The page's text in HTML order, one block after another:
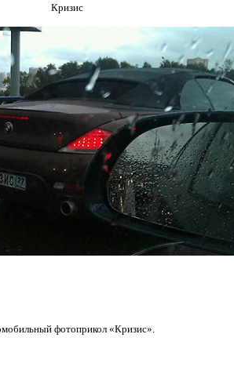
Кризис
фотоприкол «Кризис».